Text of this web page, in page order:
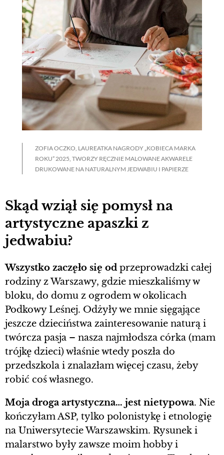
ZOFIA OCZKO, LAUREATKA NAGRODY „KOBIECA MARKA
ROKU” 2025, TWORZY RĘCZNIE MALOWANE AKWARELE
DRUKOWANE NA NATURALNYM JEDWABIU I PAPIERZE
Skąd wziął się pomysł na
artystyczne apaszki z
jedwabiu?
Wszystko zaczęło się odprzeprowadzki całej
rodziny z Warszawy, gdzie mieszkaliśmy w
bloku, do domu z ogrodem w okolicach
Podkowy Leśnej. Odżyły we mnie sięgające
jeszcze dzieciństwa zainteresowanie naturą i
twórcza pasja – nasza najmłodsza córka (mam
trójkę dzieci) właśnie wtedy poszła do
przedszkola i znalazłam więcej czasu, żeby
robić coś własnego.
Moja droga artystyczna… jest nietypowa. Nie
kończyłam ASP, tylko polonistykę i etnologię
na Uniwersytecie Warszawskim. Rysunek i
malarstwo były zawsze moim hobby i